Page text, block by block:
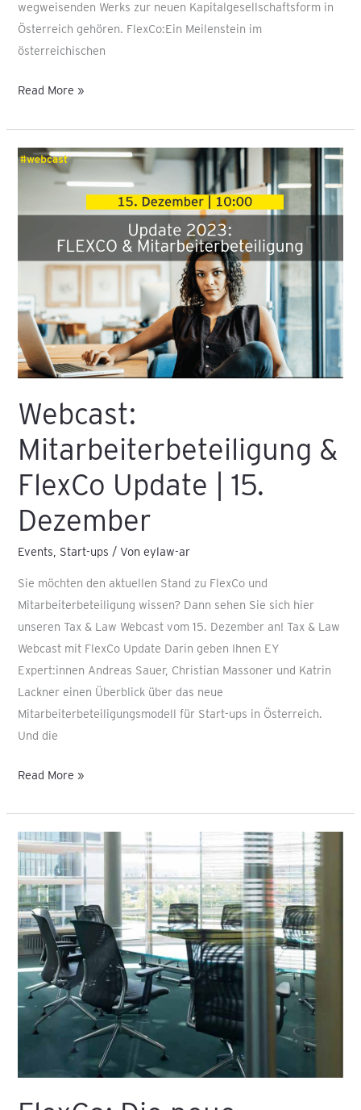
wegweisenden Werks zur neuen Kapitalgesellschaftsform in
Österreich gehören. FlexCo:Ein Meilenstein im
österreichischen
Read More »
Webcast:
Mitarbeiterbeteiligung &
FlexCo Update | 15.
Dezember
Events, Start-ups / Voneylaw-ar
Sie möchten den aktuellen Stand zu FlexCo und
Mitarbeiterbeteiligung wissen? Dann sehen Sie sich hier
unseren Tax & Law Webcast vom 15. Dezember an! Tax & Law
Webcast mit FlexCo Update Darin geben Ihnen EY
Expert:innen Andreas Sauer, Christian Massoner und Katrin
Lackner einen Überblick über das neue
Mitarbeiterbeteiligungsmodell für Start-ups in Österreich.
Und die
Webcast:
Mitarbeiterbeteiligung
|
Dezember
Read More »
FlexCo:
Die
neue
Kapitalgesellschaft
in
Österreich